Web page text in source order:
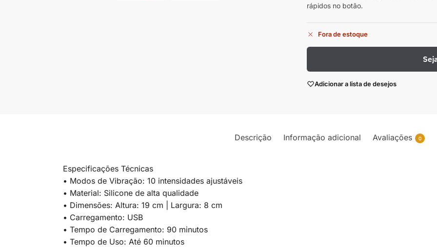
rápidos no botão.
Fora de estoque
Adicionar a lista de desejos
Descrição Informação adicional Avaliações 0
Especificações Técnicas
• Modos de Vibração: 10 intensidades ajustáveis
• Material: Silicone de alta qualidade
• Dimensões: Altura: 19 cm | Largura: 8 cm
• Carregamento: USB
• Tempo de Carregamento: 90 minutos
• Tempo de Uso: Até 60 minutos